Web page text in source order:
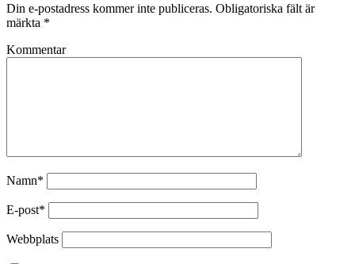
Din e-postadress kommer inte publiceras. Obligatoriska fält är
märkta *
Kommentar
Namn*
E-post*
Webbplats